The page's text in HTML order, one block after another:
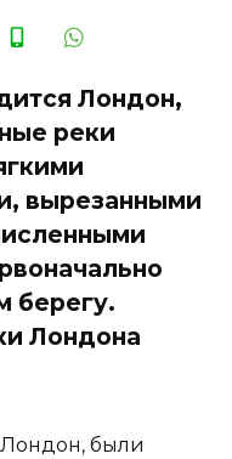
Лондон,
реки
вырезанными
берегу.
Лондона
Лондон, были